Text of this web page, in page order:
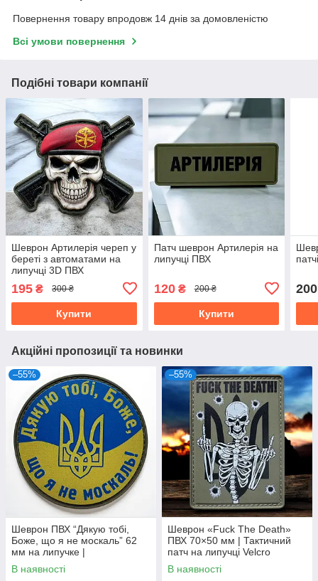
Повернення товару впродовж 14 днів за домовленістю
Всі умови повернення
Подібні товари компанії
Шеврон Артилерія череп у
береті з автоматами на
липучці 3D ПВХ
195 ₴ 300 ₴
Купити
Патч шеврон Артилерія на
липучці ПВХ
120₴ 200 ₴
Купити
200
Акційні пропозиції та новинки
–55%
Шеврон ПВХ “Дякую тобі,
Боже, що я не москаль” 62
мм на липучке |
Патриотический патч
Украина
В наявності
–55%
Шеврон «Fuck The Death»
ПВХ 70×50 мм | Тактичний
патч на липучці Velcro
В наявності